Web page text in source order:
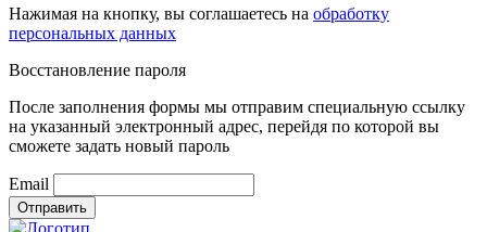
Нажимая на кнопку, вы соглашаетесь на обработку
персональных данных
Восстановление пароля
После заполнения формы мы отправим специальную ссылку
на указанный электронный адрес, перейдя по которой вы
сможете задать новый пароль
Email
Отправить